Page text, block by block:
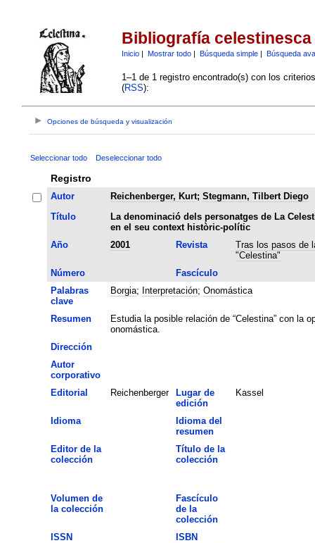
Bibliografía celestinesca
Inicio| Mostrar todo| Búsqueda simple| Búsqueda
1–1 de 1 registro encontrado(s) con los
(RSS):
Opciones de búsqueda y visualización
Seleccionar todo Deseleccionar todo
Registro
Autor Reichenberger, Kurt; Stegmann, Tilbert Diego
Título
La denominació dels personatges de La
en el seu context històric-polític
Año
2001 Revista
Tras los pasos de
"Celestina"
Número
Fascículo
Palabras
clave
Borgia; Interpretación; Onomástica
Resumen
Estudia la posible relación de “Celestina” con la
onomástica.
Dirección
Autor
corporativo
Editorial
Reichenberger
Lugar de
edición
Kassel
Idioma
Idioma del
resumen
Editor de la
colección
Título de la
colección
Volumen de
la colección
Fascículo
de la
colección
ISSN
ISBN